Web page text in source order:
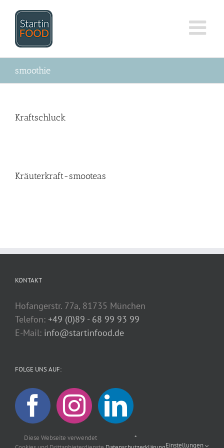
Inhalt
springen
smoothie
Kraftschluck
Kräuterkraft-smooteas
KONTAKT
Hofangerstr. 77a, 81735 München
Telefon: +49 (0)89 - 68 99 93 99
E-Mail: info@startinfood.de
FOLGE UNS AUF:
Diese Webseite verwendet
*
Einstellungen